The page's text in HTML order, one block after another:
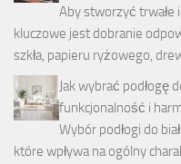
Aby stworzyć trwałe
kluczowe jest dobranie
szkła, papieru ryżowego,
Jak wybrać podłogę
funkcjonalność i
Wybór podłogi do
które wpływa na ogólny